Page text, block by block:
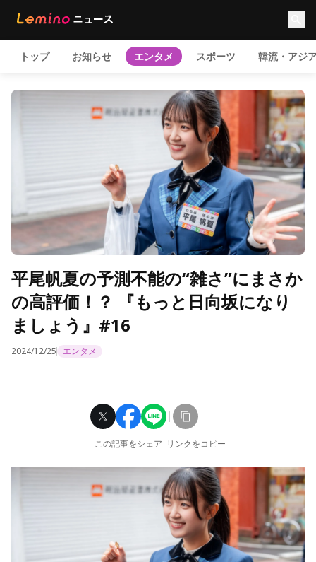
トップ お知らせ エンタメ スポーツ 韓流・アジ
平尾帆夏の予測不能の“雑さ”にまさか
の高評価！？ 『もっと日向坂になり
ましょう』#16
2024/12/25 エンタメ
この記事をシェア リンクをコピー